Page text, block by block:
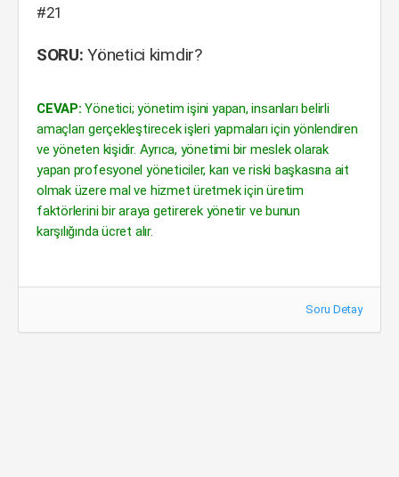
#21
SORU: Yönetici kimdir?
CEVAP: Yönetici; yönetim işini yapan, insanları belirli
amaçları gerçekleştirecek işleri yapmaları için yönlendiren
ve yöneten kişidir. Ayrıca, yönetimi bir meslek olarak
yapan profesyonel yöneticiler, karı ve riski başkasına ait
olmak üzere mal ve hizmet üretmek için üretim
faktörlerini bir araya getirerek yönetir ve bunun
karşılığında ücret alır.
Soru Detay